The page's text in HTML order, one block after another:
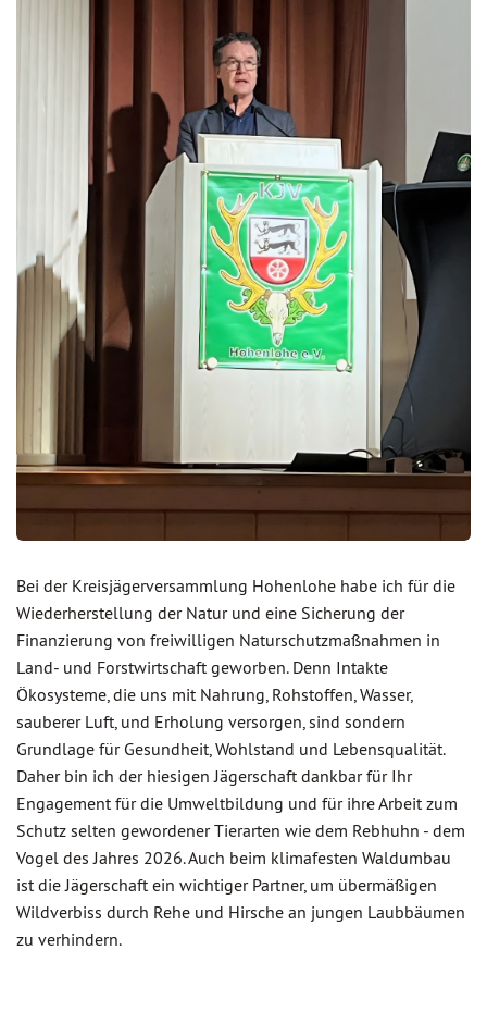
Bei der Kreisjägerversammlung Hohenlohe habe ich für die
Wiederherstellung der Natur und eine Sicherung der
Finanzierung von freiwilligen Naturschutzmaßnahmen in
Land- und Forstwirtschaft geworben. Denn Intakte
Ökosysteme, die uns mit Nahrung, Rohstoffen, Wasser,
sauberer Luft, und Erholung versorgen, sind sondern
Grundlage für Gesundheit, Wohlstand und Lebensqualität.
Daher bin ich der hiesigen Jägerschaft dankbar für Ihr
Engagement für die Umweltbildung und für ihre Arbeit zum
Schutz selten gewordener Tierarten wie dem Rebhuhn - dem
Vogel des Jahres 2026. Auch beim klimafesten Waldumbau
ist die Jägerschaft ein wichtiger Partner, um übermäßigen
Wildverbiss durch Rehe und Hirsche an jungen Laubbäumen
zu verhindern.